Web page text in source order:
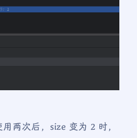
用两次后，size 变为 2 时，